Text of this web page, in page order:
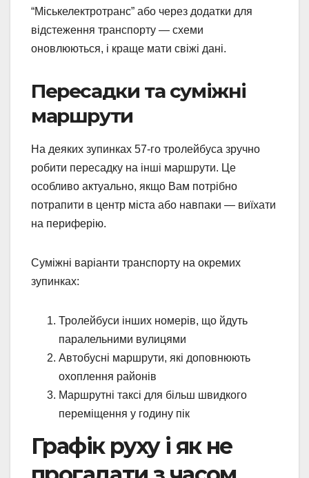
“Міськелектротранс” або через додатки для
відстеження транспорту — схеми
оновлюються, і краще мати свіжі дані.
Пересадки та суміжні
маршрути
На деяких зупинках 57-го тролейбуса зручно
робити пересадку на інші маршрути. Це
особливо актуально, якщо Вам потрібно
потрапити в центр міста або навпаки — виїхати
на периферію.
Суміжні варіанти транспорту на окремих
зупинках:
Тролейбуси інших номерів, що йдуть
паралельними вулицями
Автобусні маршрути, які доповнюють
охоплення районів
Маршрутні таксі для більш швидкого
переміщення у годину пік
Графік руху і як не